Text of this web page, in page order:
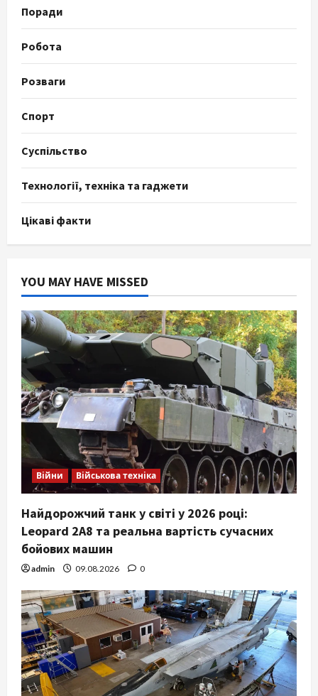
Поради
Робота
Розваги
Спорт
Суспільство
Технології, техніка та гаджети
Цікаві факти
YOU MAY HAVE MISSED
Війни Військова техніка
Найдорожчий танк у світі у 2026 році:
Leopard 2A8 та реальна вартість сучасних
бойових машин
admin 09.08.2026 0